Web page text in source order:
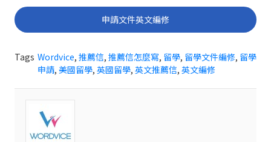
申請文件英文編修
Tags Wordvice, 推薦信, 推薦信怎麼寫, 留學, 留學文件編修, 留學
申請, 美國留學, 英國留學, 英文推薦信, 英文編修